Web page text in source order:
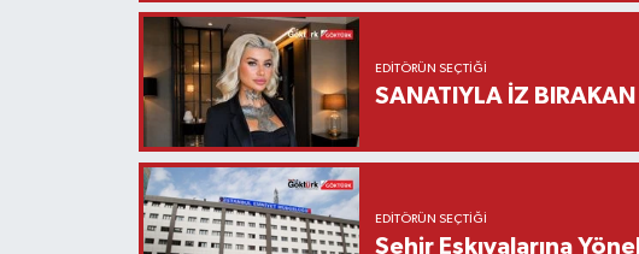
EDITÖRÜN SEÇTIĞI
SANATIYLA İZ
EDITÖRÜN SEÇTIĞI
Şehir Eşkıyalarına